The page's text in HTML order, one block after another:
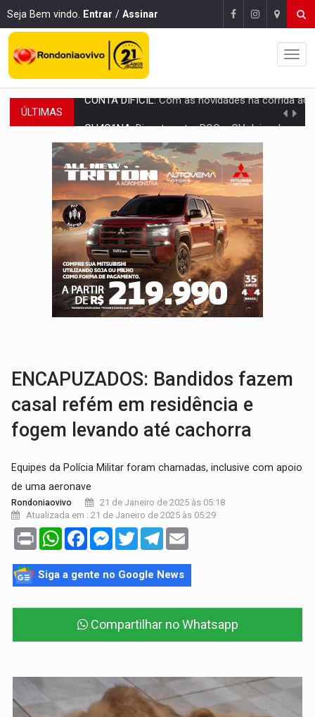
Seja Bem vindo. Entrar / Assinar
ÚLTIMAS Disputa entre PCC e CV deixa dez mortos em cinco
IMUNIZAÇÃO:Prefeitura inicia campanha de multivacinação para crianças
QUIRINUS:Draco faz operação para prender faccionados que atacaram
TRAFICANTE PRESO:Operação Brasil Contra o Crime apreende quase meia
SUPER EL NIÑO:Trabalho inédito vai garantir água potável para
FAMÍLIA MORREU:Identificadas as cinco vítimas de acidente na BR-364,
BRASIL CONTRA O CRIME:Acusado de guardar armas de facção é preso com
TRAGÉDIA:Sobe para cinco o número de mortos em colisão entre carreta e
ENCAPUZADOS: Bandidos fazem
casal refém em residência e
fogem levando até cachorra
Equipes da Polícia Militar foram chamadas, inclusive com apoio
de uma aeronave
Rondoniaovivo
21 de Janeiro de 2025 às 05:18
Atualizada em : 21 de Janeiro de 2025 às 05:29
Print WhatsAppFacebookMessenger
TwitterTelegram
Siga a gente no Google News
Compartilhar no Whatsapp